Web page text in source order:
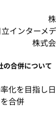
立インターメ
株式
の合併について
化を目指し
合併